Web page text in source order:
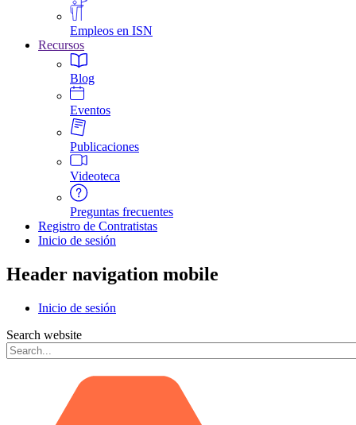
Empleos en ISN
Recursos
Blog
Eventos
Publicaciones
Videoteca
Preguntas frecuentes
Registro de Contratistas
Inicio de sesión
Header navigation mobile
Inicio de sesión
Search website